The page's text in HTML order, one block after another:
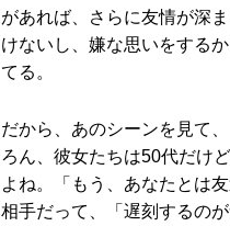
があれば、さらに友情が深
けないし、嫌な思いをする
てる。
だから、あのシーンを見て
ろん、彼女たちは50代だけ
よね。「もう、あなたとは
相手だって、「遅刻するの